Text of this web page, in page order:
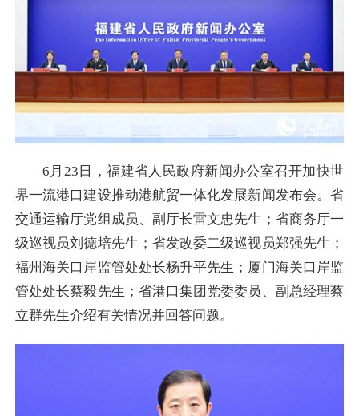
6月23日，福建省人民政府新闻办公室召开加快世
界一流港口建设推动港航贸一体化发展新闻发布会。省
交通运输厅党组成员、副厅长雷文忠先生；省商务厅一
级巡视员刘德培先生；省发改委二级巡视员郑强先生；
福州海关口岸监管处处长杨升平先生；厦门海关口岸监
管处处长蔡毅先生；省港口集团党委委员、副总经理蔡
立群先生介绍有关情况并回答问题。